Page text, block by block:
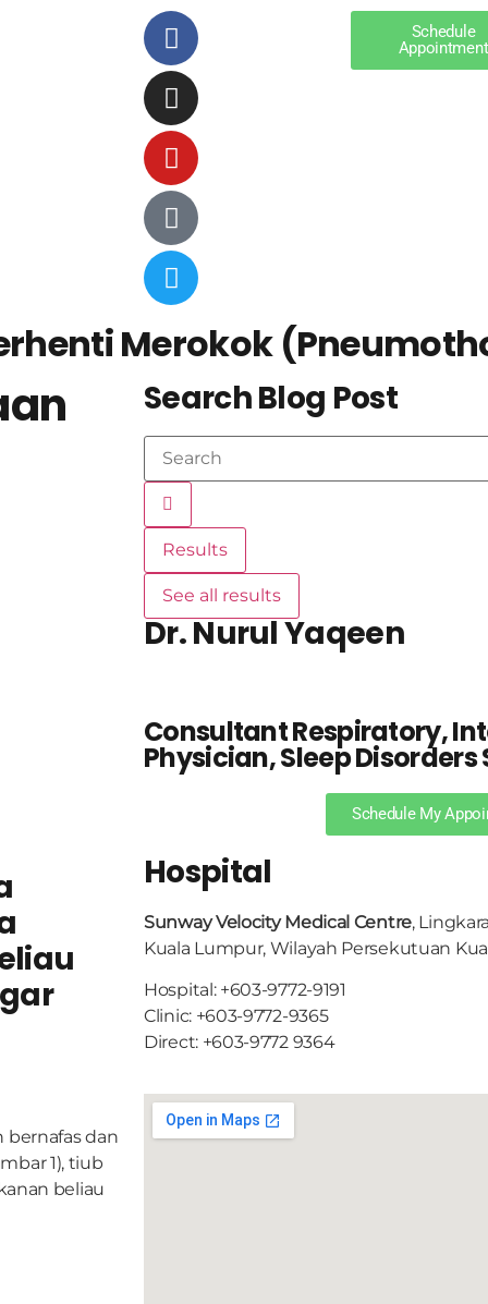
Schedule
Appointment
Merokok
bernafas dan
1), tiub
beliau
Search Blog Post
Results
See all results
Dr. Nurul Yaqeen
Consultant Respiratory,
Physician, Sleep
Schedule My
Hospital
Sunway Velocity Medical Centre,
Kuala Lumpur, Wilayah Persekutuan
Hospital: +603-9772-9191
Clinic: +603-9772-9365
Direct: +603-9772 9364